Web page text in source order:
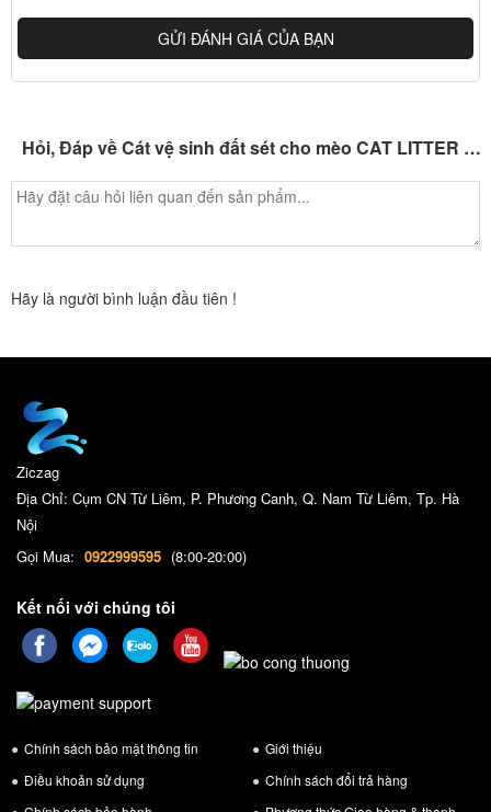
GỬI ĐÁNH GIÁ CỦA BẠN
Hỏi, Đáp về Cát vệ sinh đất sét cho mèo CAT LITTER Bentonite 24kg(3*8kg)
Hãy là người bình luận đầu tiên !
Ziczag
Địa Chỉ: Cụm CN Từ Liêm, P. Phương Canh, Q. Nam Từ Liêm, Tp. Hà
Nội
Gọi Mua: 0922999595 (8:00-20:00)
Kết nối với chúng tôi
Chính sách bảo mật thông tin
Giới thiệu
Điều khoản sử dụng
Chính sách đổi trả hàng